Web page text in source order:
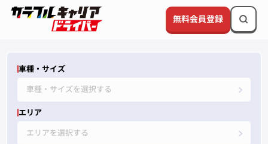
無料会員登録
車種・サイズ
車種・サイズを選択する
エリア
エリアを選択する